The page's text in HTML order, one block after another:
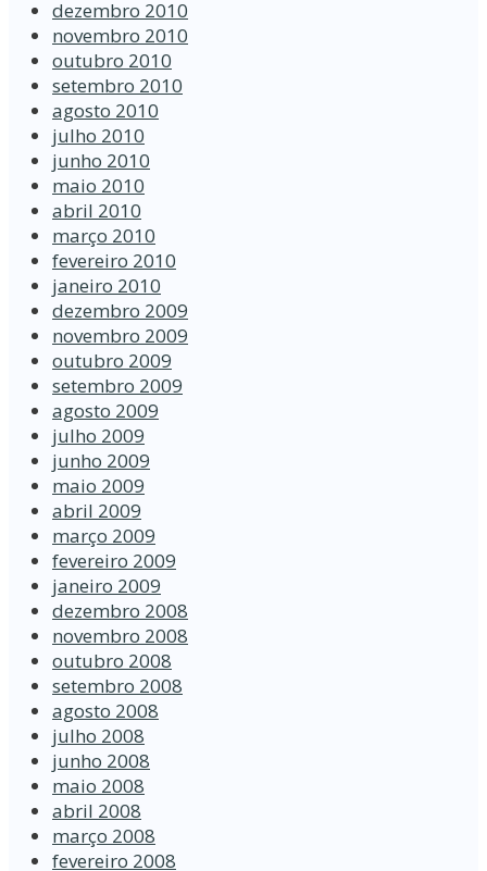
dezembro 2010
novembro 2010
outubro 2010
setembro 2010
agosto 2010
julho 2010
junho 2010
maio 2010
abril 2010
março 2010
fevereiro 2010
janeiro 2010
dezembro 2009
novembro 2009
outubro 2009
setembro 2009
agosto 2009
julho 2009
junho 2009
maio 2009
abril 2009
março 2009
fevereiro 2009
janeiro 2009
dezembro 2008
novembro 2008
outubro 2008
setembro 2008
agosto 2008
julho 2008
junho 2008
maio 2008
abril 2008
março 2008
fevereiro 2008